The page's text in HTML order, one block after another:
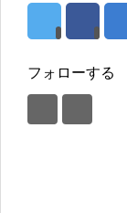
フォローする